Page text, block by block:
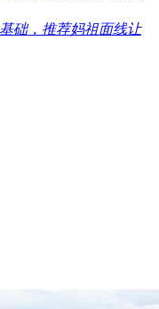
础，推荐妈祖面线让